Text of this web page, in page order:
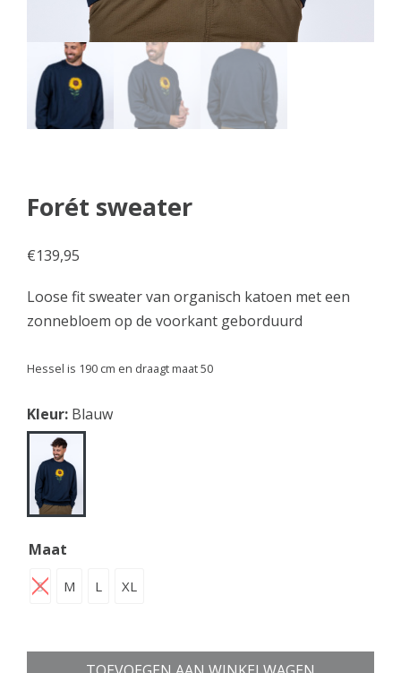
Forét sweater
€139,95
Loose fit sweater van organisch katoen met een
zonnebloem op de voorkant geborduurd
Hessel is 190 cm en draagt maat 50
Kleur: Blauw
Maat
S M L XL